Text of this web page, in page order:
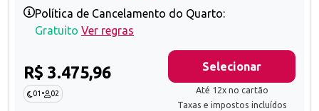
Política de Cancelamento do Quarto:
Gratuito Ver regras
R$ 3.475,96
01 • 02
Selecionar
Até 12x no cartão
Taxas e impostos incluídos